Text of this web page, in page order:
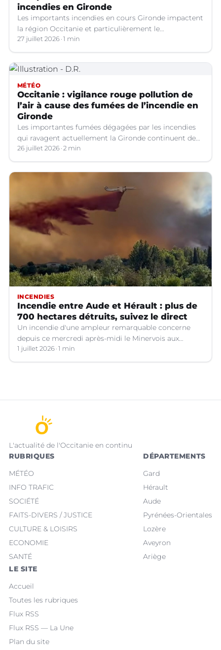
incendies en Gironde
Les importants incendies en cours Gironde impactent
la région Occitanie et particulièrement le
département du Gard. Les fumées générées par ces
feux entraînent une dégradation de la qualité de l’air
en raison des concentrations de particules en
suspension (PM10) atteignent des niveaux
préoccupants.
27 juillet 2026 1 min
MÉTÉO
Occitanie : vigilance rouge pollution de
l’air à cause des fumées de l’incendie en
Gironde
Les importantes fumées dégagées par les incendies
qui ravagent actuellement la Gironde continuent de
se propager vers le sud-est de la France.
26 juillet 2026 2 min
INCENDIES
Incendie entre Aude et Hérault : plus de
700 hectares détruits, suivez le direct
Un incendie d'une ampleur remarquable concerne
depuis ce mercredi après-midi le Minervois aux
confins de l'Aude et de l'Hérault.
1 juillet 2026 1 min
L'actualité de l'Occitanie en continu
RUBRIQUES
MÉTÉO
INFO TRAFIC
SOCIÉTÉ
FAITS-DIVERS / JUSTICE
CULTURE & LOISIRS
ECONOMIE
SANTÉ
DÉPARTEMENTS
Gard
Hérault
Aude
Pyrénées-Orientales
Lozère
Aveyron
Ariège
LE SITE
Accueil
Toutes les rubriques
Flux RSS
Flux RSS — La Une
Plan du site